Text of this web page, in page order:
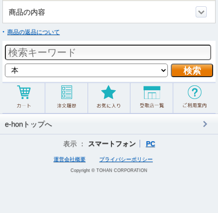
商品の内容
商品の返品について
e-honトップへ
表示 ： スマートフォン PC
運営会社概要 プライバシーポリシー
Copyright © TOHAN CORPORATION